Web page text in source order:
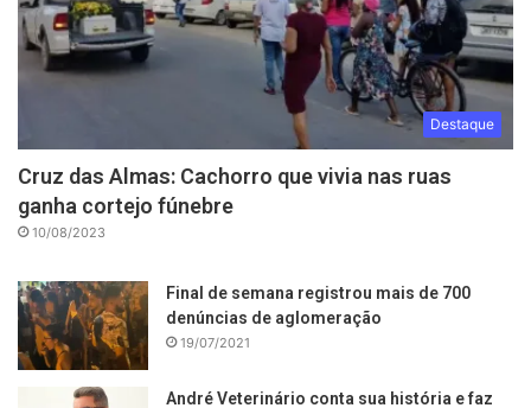
Destaque
Cruz das Almas: Cachorro que vivia nas ruas
ganha cortejo fúnebre
10/08/2023
Final de semana registrou mais de 700
denúncias de aglomeração
19/07/2021
André Veterinário conta sua história e faz